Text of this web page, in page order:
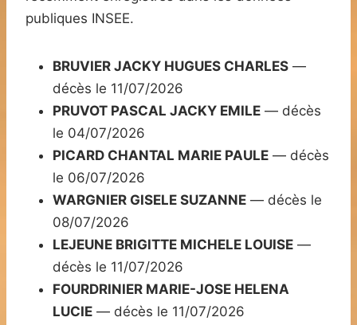
publiques INSEE.
BRUVIER JACKY HUGUES CHARLES —
décès le 11/07/2026
PRUVOT PASCAL JACKY EMILE — décès
le 04/07/2026
PICARD CHANTAL MARIE PAULE — décès
le 06/07/2026
WARGNIER GISELE SUZANNE — décès le
08/07/2026
LEJEUNE BRIGITTE MICHELE LOUISE —
décès le 11/07/2026
FOURDRINIER MARIE-JOSE HELENA
LUCIE — décès le 11/07/2026